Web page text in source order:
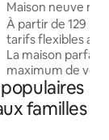
ozumel
Maison neuve
privée. Triskel
À partir de 129 $
tarifs flexibles au
La maison
maximum de vos
entre amis.
maison
jardin et
familles